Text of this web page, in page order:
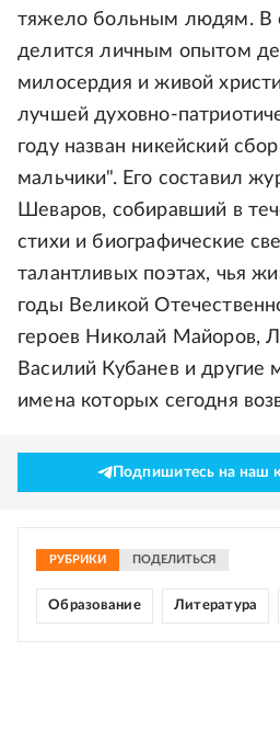
тяжело больным людям. В
делится личным опытом
милосердия и живой
лучшей духовно-
году назван никейский
мальчики". Его составил
Шеваров, собиравший в
стихи и биографические
талантливых поэтах, чья
годы Великой
героев Николай Майоров,
Василий Кубанев и
имена которых сегодня
Подпишитесь на наш
РУБРИКИ ПОДЕЛИТЬСЯ
Образование Литература